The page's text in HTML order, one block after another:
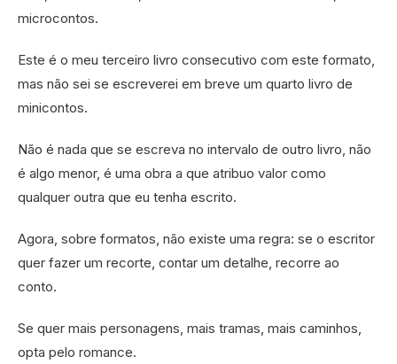
microcontos.
Este é o meu terceiro livro consecutivo com este formato,
mas não sei se escreverei em breve um quarto livro de
minicontos.
Não é nada que se escreva no intervalo de outro livro, não
é algo menor, é uma obra a que atribuo valor como
qualquer outra que eu tenha escrito.
Agora, sobre formatos, não existe uma regra: se o escritor
quer fazer um recorte, contar um detalhe, recorre ao
conto.
Se quer mais personagens, mais tramas, mais caminhos,
opta pelo romance.